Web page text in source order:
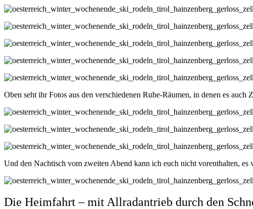
Oben seht ihr Fotos aus den verschiedenen Ruhe-Räumen, in denen es
Und den Nachtisch vom zweiten Abend kann ich euch nicht vorenthalten, es
Die Heimfahrt – mit Allradantrieb durch den